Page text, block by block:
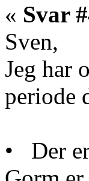
« Svar
Sven,
Jeg har
periode
• Der